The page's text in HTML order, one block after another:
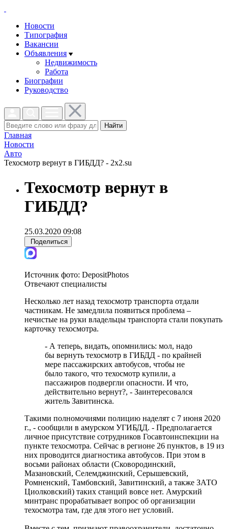
Новости
Типография
Вакансии
Объявления
Недвижимость
Работа
Биографии
Руководство
Найти
Главная
Новости
Авто
Техосмотр вернут в ГИБДД? - 2x2.su
Техосмотр вернут в
ГИБДД?
25.03.2020 09:08
Поделиться
Источник фото: DepositPhotos
Отвечают специалисты
Несколько лет назад техосмотр транспорта отдали
частникам. Не замедлила появиться проблема –
нечистые на руки владельцы транспорта стали покупать
карточку техосмотра.
- А теперь, видать, опомнились: мол, надо
бы вернуть техосмотр в ГИБДД - по крайней
мере пассажирских автобусов, чтобы не
было такого, что техосмотр купили, а
пассажиров подвергли опасности. И что,
действительно вернут?, - Заинтересовался
житель Завитинска.
Такими полномочиями полицию наделят с 7 июня 2020
г., - сообщили в амурском УГИБДД. - Предполагается
личное присутствие сотрудников Госавтоинспекции на
пункте техосмотра. Сейчас в регионе 26 пунктов, в 19 из
них проводится диагностика автобусов. При этом в
восьми районах области (Сковородинский,
Мазановский, Селемджинский, Серышевский,
Ромненский, Тамбовский, Завитинский, а также ЗАТО
Циолковский) таких станций вовсе нет. Амурский
минтранс прорабатывает вопрос об организации
техосмотра там, где для этого нет условий.